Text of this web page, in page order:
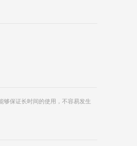
够保证长时间的使用，不容易发生